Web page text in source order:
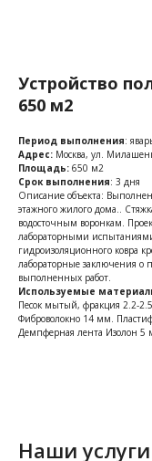
Устройство
650 м2
Период выполнения:
Адрес: Москва, ул.
Площадь: 650 м2
Срок выполнения: 3 дня
Описание объекта:
этажного жилого дома..
водосточным воронкам.
лабораторными
гидроизоляционного ковра
лабораторные заключения о
выполненных работ.
Используемые
Песок мытый, фракция 2.2-
Фиброволокно 14 мм.
Демпферная лента Изолон 5
Наши услуги